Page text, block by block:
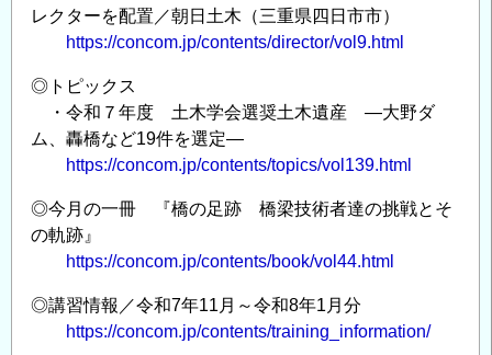
レクターを配置／朝日土木（三重県四日市市）
https://concom.jp/contents/director/vol9.html
◎トピックス
・令和７年度 土木学会選奨土木遺産 ―大野ダ
ム、轟橋など19件を選定―
https://concom.jp/contents/topics/vol139.html
◎今月の一冊 『橋の足跡 橋梁技術者達の挑戦とそ
の軌跡』
https://concom.jp/contents/book/vol44.html
◎講習情報／令和7年11月～令和8年1月分
https://concom.jp/contents/training_information/